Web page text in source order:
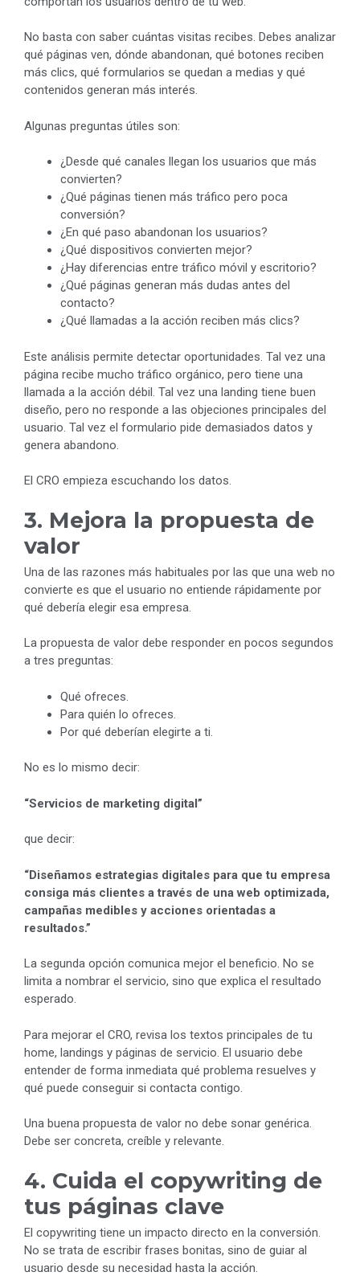
No basta con saber cuántas visitas recibes. Debes analizar
qué páginas ven, dónde abandonan, qué botones reciben
más clics, qué formularios se quedan a medias y qué
contenidos generan más interés.
Algunas preguntas útiles son:
¿Desde qué canales llegan los usuarios que más
convierten?
¿Qué páginas tienen más tráfico pero poca
conversión?
¿En qué paso abandonan los usuarios?
¿Qué dispositivos convierten mejor?
¿Hay diferencias entre tráfico móvil y escritorio?
¿Qué páginas generan más dudas antes del
contacto?
¿Qué llamadas a la acción reciben más clics?
Este análisis permite detectar oportunidades. Tal vez una
página recibe mucho tráfico orgánico, pero tiene una
llamada a la acción débil. Tal vez una landing tiene buen
diseño, pero no responde a las objeciones principales del
usuario. Tal vez el formulario pide demasiados datos y
genera abandono.
El CRO empieza escuchando los datos.
3. Mejora la propuesta de
valor
Una de las razones más habituales por las que una web no
convierte es que el usuario no entiende rápidamente por
qué debería elegir esa empresa.
La propuesta de valor debe responder en pocos segundos
a tres preguntas:
Qué ofreces.
Para quién lo ofreces.
Por qué deberían elegirte a ti.
No es lo mismo decir:
“Servicios de marketing digital”
que decir:
“Diseñamos estrategias digitales para que tu empresa
consiga más clientes a través de una web optimizada,
campañas medibles y acciones orientadas a
resultados.”
La segunda opción comunica mejor el beneficio. No se
limita a nombrar el servicio, sino que explica el resultado
esperado.
Para mejorar el CRO, revisa los textos principales de tu
home, landings y páginas de servicio. El usuario debe
entender de forma inmediata qué problema resuelves y
qué puede conseguir si contacta contigo.
Una buena propuesta de valor no debe sonar genérica.
Debe ser concreta, creíble y relevante.
4. Cuida el copywriting de
tus páginas clave
El copywriting tiene un impacto directo en la conversión.
No se trata de escribir frases bonitas, sino de guiar al
usuario desde su necesidad hasta la acción.